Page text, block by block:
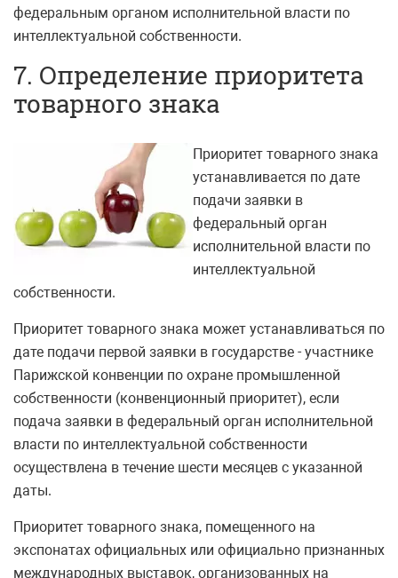
федеральным органом исполнительной власти по
интеллектуальной собственности.
7. Определение приоритета
товарного знака
Приоритет товарного знака
устанавливается по дате
подачи заявки в
федеральный орган
исполнительной власти по
интеллектуальной
собственности.
Приоритет товарного знака может устанавливаться по
дате подачи первой заявки в государстве - участнике
Парижской конвенции по охране промышленной
собственности (конвенционный приоритет), если
подача заявки в федеральный орган исполнительной
власти по интеллектуальной собственности
осуществлена в течение шести месяцев с указанной
даты.
Приоритет товарного знака, помещенного на
экспонатах официальных или официально признанных
международных выставок, организованных на